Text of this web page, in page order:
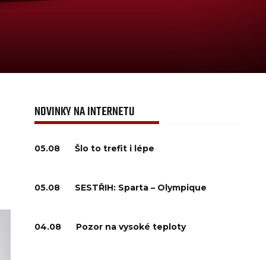
NOVINKY NA INTERNETU
05.08 Šlo to trefit i lépe
05.08 SESTŘIH: Sparta – Olympique
04.08 Pozor na vysoké teploty